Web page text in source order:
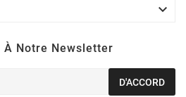

À Notre Newsletter
D'ACCORD